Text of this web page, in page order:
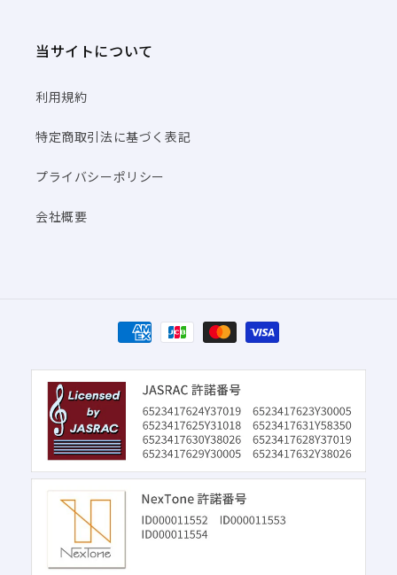
当サイトについて
利用規約
特定商取引法に基づく表記
プライバシーポリシー
会社概要
決
済
方
法